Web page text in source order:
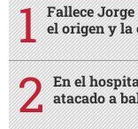
Fallece
el origen y la
En el
atacado a